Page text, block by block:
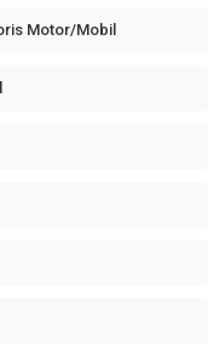
Motor/Mobil